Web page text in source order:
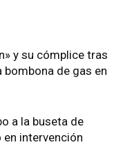
y su cómplice tras
bombona de gas en
a la buseta de
en intervención